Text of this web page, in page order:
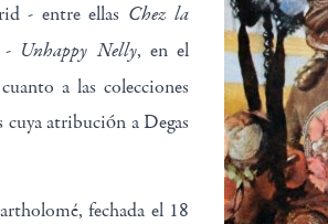
- entre ellas Chez la
- Unhappy Nelly, en el
a las colecciones
cuya atribución a Degas
fechada el 18